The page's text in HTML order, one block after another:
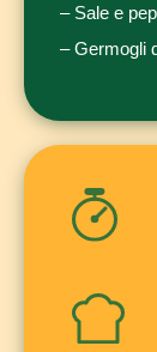
– Sale e
– Germogli